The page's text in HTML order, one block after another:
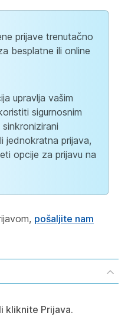
prijave trenutačno
besplatne ili online
upravlja vašim
sigurnosnim
jednokratna prijava,
opcije za prijavu na
pošaljite nam
kliknite Prijava.